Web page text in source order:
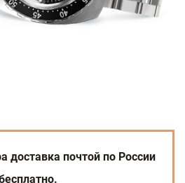
доставка почтой по России